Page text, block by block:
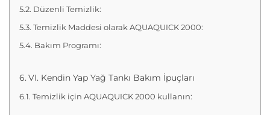
Düzenli Temizlik:
Temizlik Maddesi olarak AQUAQUICK 2000:
Bakım Programı:
VI. Kendin Yap Yağ Tankı Bakım İpuçları
Temizlik için AQUAQUICK 2000 kullanın: